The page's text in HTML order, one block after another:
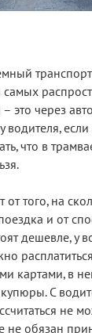
это через
водителя,
что в
от того, на
и от
дешевле, у
картами, в
С
не
не обязан